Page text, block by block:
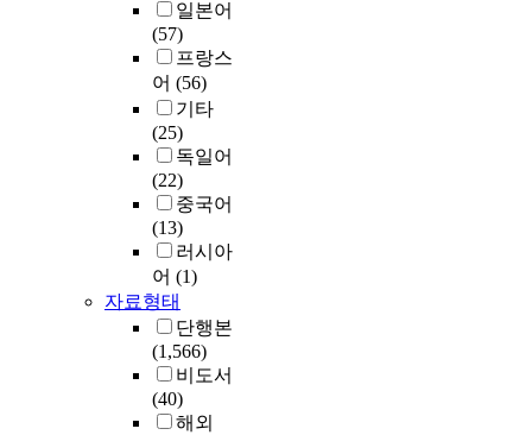
일본어
(57)
프랑스
어 (56)
기타
(25)
독일어
(22)
중국어
(13)
러시아
어 (1)
자료형태
단행본
(1,566)
비도서
(40)
해외